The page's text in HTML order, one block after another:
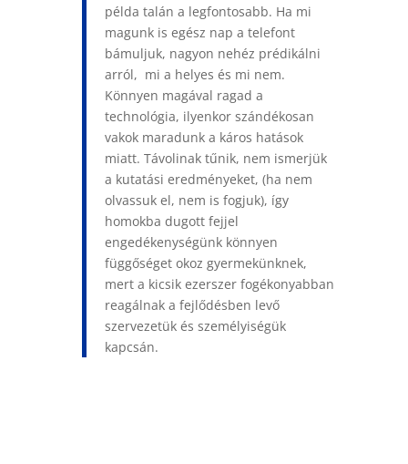
példa talán a legfontosabb. Ha mi
magunk is egész nap a telefont
bámuljuk, nagyon nehéz prédikálni
arról, mi a helyes és mi nem.
Könnyen magával ragad a
technológia, ilyenkor szándékosan
vakok maradunk a káros hatások
miatt. Távolinak tűnik, nem ismerjük
a kutatási eredményeket, (ha nem
olvassuk el, nem is fogjuk), így
homokba dugott fejjel
engedékenységünk könnyen
függőséget okoz gyermekünknek,
mert a kicsik ezerszer fogékonyabban
reagálnak a fejlődésben levő
szervezetük és személyiségük
kapcsán.